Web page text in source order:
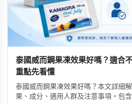
泰國威而鋼果凍效果好嗎？適合
重點先看懂
泰國威而鋼果凍效果好嗎？本文詳細
果、成分、適用人群及注意事項。包